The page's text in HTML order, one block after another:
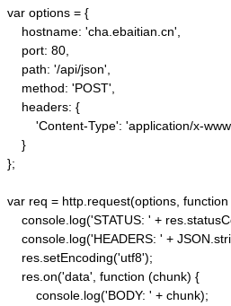
var options = {
    hostname: 'cha.ebaitian.cn',
    port: 80,
    path: '/api/json',
    method: 'POST',
    headers: {
'Content-Type': 'application/
    }
};
var req = http.request(options,
console.log('STATUS: ' +
console.log('HEADERS: ' +
    res.setEncoding('utf8');
    res.on('data', function (chunk) {
        console.log('BODY: ' + chunk);